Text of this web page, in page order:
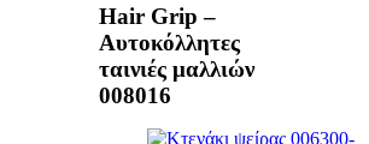
Ηair Grip –
Αυτοκόλλητες
ταινιές μαλλιών
008016